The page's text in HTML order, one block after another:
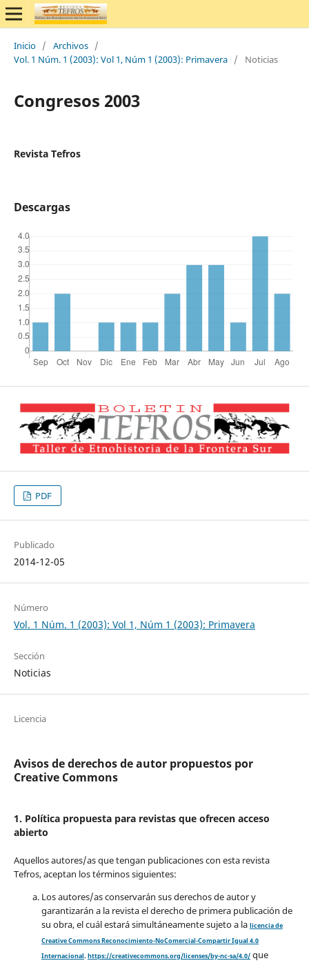
Inicio / Archivos /
Vol. 1 Núm. 1 (2003): Vol 1, Núm 1 (2003): Primavera / Noticias
Congresos 2003
Revista Tefros
Descargas
PDF
Publicado
2014-12-05
Número
Vol. 1 Núm. 1 (2003): Vol 1, Núm 1 (2003): Primavera
Sección
Noticias
Licencia
Avisos de derechos de autor propuestos por
Creative Commons
1. Política propuesta para revistas que ofrecen acceso
abierto
Aquellos autores/as que tengan publicaciones con esta revista
Tefros, aceptan los términos siguientes:
Los autores/as conservarán sus derechos de autor y
garantizarán a la revista el derecho de primera publicación de
su obra, el cuál estará simultáneamente sujeto a la licencia de
Creative Commons Reconocimiento-NoComercial-Compartir Igual 4.0
Internacional. https://creativecommons.org/licenses/by-nc-sa/4.0/que